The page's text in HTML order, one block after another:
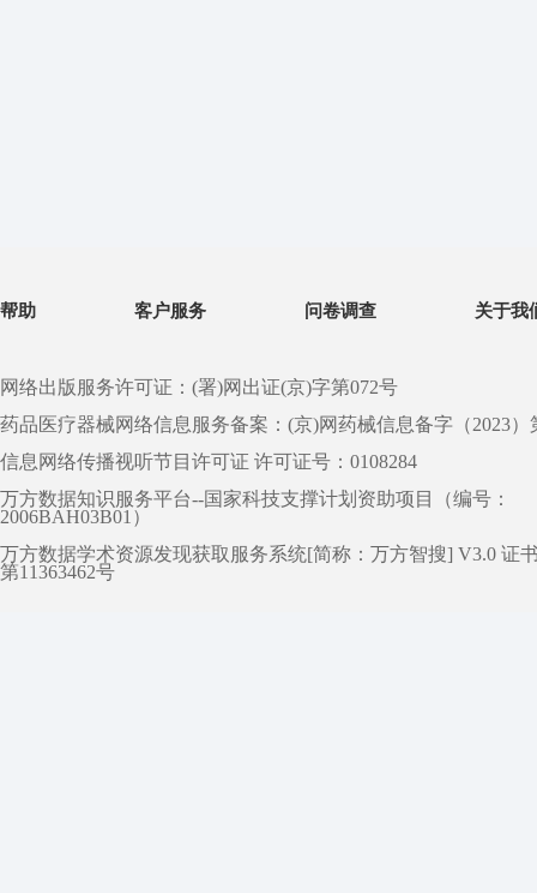
帮助 客户服务 问卷调查 关于我
网络出版服务许可证：(署)网出证(京)字第072号
药品医疗器械网络信息服务备案：(京)网药械信息备字（2023）
信息网络传播视听节目许可证 许可证号：0108284
万方数据知识服务平台--国家科技支撑计划资助项目（编号：
2006BAH03B01）
万方数据学术资源发现获取服务系统[简称：万方智搜] V3.0 证
第11363462号